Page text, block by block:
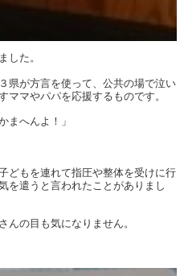
した。
県が方言を使って、公共の場で泣い
ママやパパを応援するものです。
まへんよ！」
どもを連れて指圧や整体を受けに行
を遣うと言われたことがありまし
んの目も気になりません。